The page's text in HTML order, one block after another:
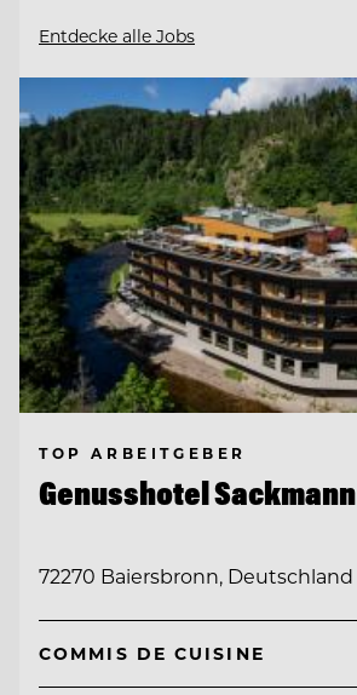
Entdecke alle Jobs
TOP ARBEITGEBER
Genusshotel Sackmann
72270 Baiersbronn, Deutschland
COMMIS DE CUISINE